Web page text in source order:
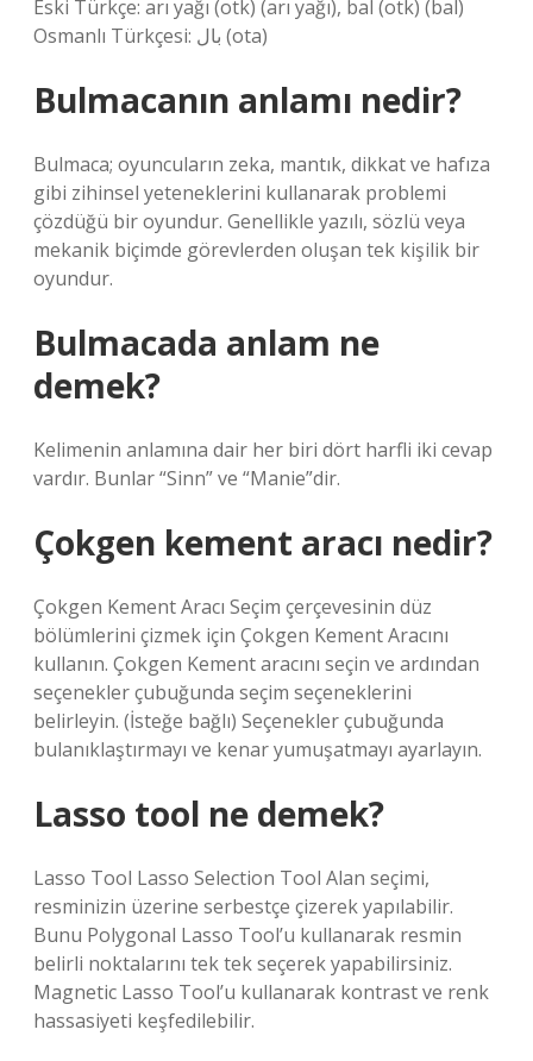
Eski Türkçe: arı yağı (otk) (arı yağı), bal (otk) (bal)
Osmanlı Türkçesi: بال (ota)
Bulmacanın anlamı nedir?
Bulmaca; oyuncuların zeka, mantık, dikkat ve hafıza
gibi zihinsel yeteneklerini kullanarak problemi
çözdüğü bir oyundur. Genellikle yazılı, sözlü veya
mekanik biçimde görevlerden oluşan tek kişilik bir
oyundur.
Bulmacada anlam ne
demek?
Kelimenin anlamına dair her biri dört harfli iki cevap
vardır. Bunlar “Sinn” ve “Manie”dir.
Çokgen kement aracı nedir?
Çokgen Kement Aracı Seçim çerçevesinin düz
bölümlerini çizmek için Çokgen Kement Aracını
kullanın. Çokgen Kement aracını seçin ve ardından
seçenekler çubuğunda seçim seçeneklerini
belirleyin. (İsteğe bağlı) Seçenekler çubuğunda
bulanıklaştırmayı ve kenar yumuşatmayı ayarlayın.
Lasso tool ne demek?
Lasso Tool Lasso Selection Tool Alan seçimi,
resminizin üzerine serbestçe çizerek yapılabilir.
Bunu Polygonal Lasso Tool’u kullanarak resmin
belirli noktalarını tek tek seçerek yapabilirsiniz.
Magnetic Lasso Tool’u kullanarak kontrast ve renk
hassasiyeti keşfedilebilir.